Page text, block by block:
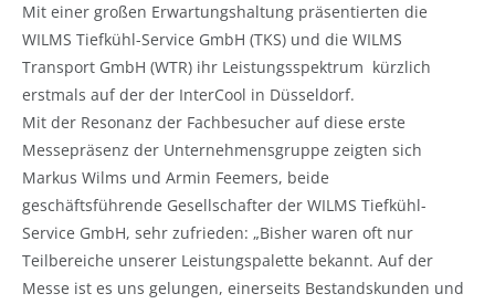
Mit einer großen Erwartungshaltung präsentierten die
WILMS Tiefkühl-Service GmbH (TKS) und die WILMS
Transport GmbH (WTR) ihr Leistungsspektrum kürzlich
erstmals auf der der InterCool in Düsseldorf.
Mit der Resonanz der Fachbesucher auf diese erste
Messepräsenz der Unternehmensgruppe zeigten sich
Markus Wilms und Armin Feemers, beide
geschäftsführende Gesellschafter der WILMS Tiefkühl-
Service GmbH, sehr zufrieden: „Bisher waren oft nur
Teilbereiche unserer Leistungspalette bekannt. Auf der
Messe ist es uns gelungen, einerseits Bestandskunden und